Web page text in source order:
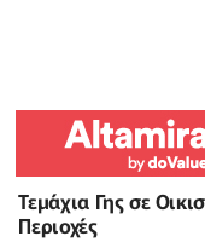
Τεμάχια Γης σε
Περιοχές